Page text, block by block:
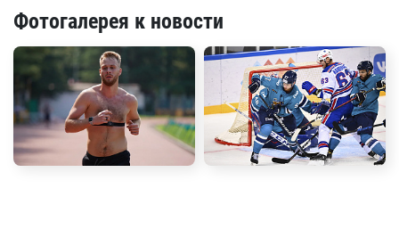
Фотогалерея к новости